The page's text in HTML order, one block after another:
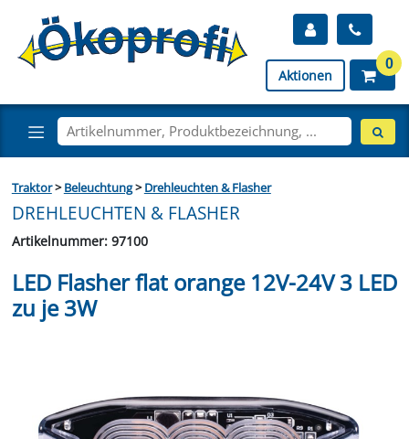
Aktionen
0
Traktor>Beleuchtung>Drehleuchten & Flasher
DREHLEUCHTEN & FLASHER
Artikelnummer: 97100
LED Flasher flat orange 12V-24V 3 LED
zu je 3W